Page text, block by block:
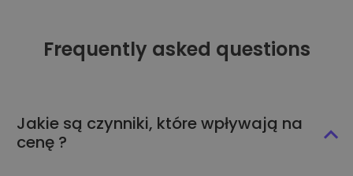
Frequently asked questions
Jakie są czynniki, które wpływają na
cenę ?